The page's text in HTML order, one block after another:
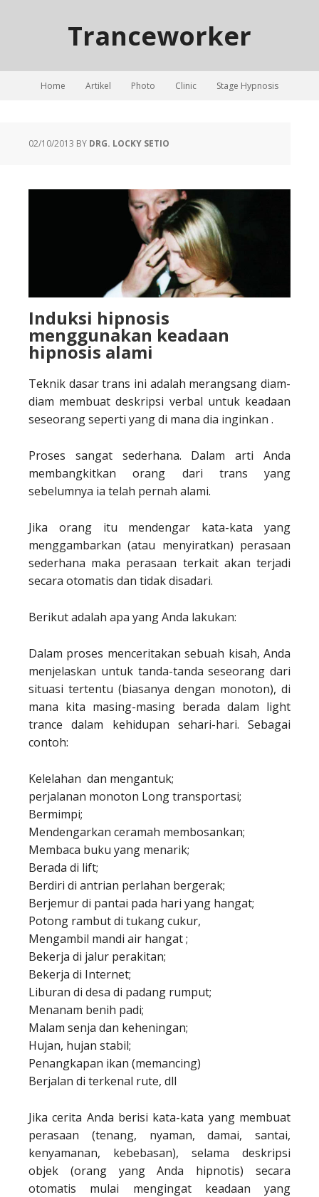
Tranceworker
Home Artikel Photo Clinic Stage Hypnosis
02/10/2013 BY DRG. LOCKY SETIO
Induksi hipnosis
menggunakan keadaan
hipnosis alami
Teknik dasar trans ini adalah merangsang diam-
diam membuat deskripsi verbal untuk keadaan
seseorang seperti yang di mana dia inginkan .
Proses sangat sederhana. Dalam arti Anda
membangkitkan orang dari trans yang
sebelumnya ia telah pernah alami.
Jika orang itu mendengar kata-kata yang
menggambarkan (atau menyiratkan) perasaan
sederhana maka perasaan terkait akan terjadi
secara otomatis dan tidak disadari.
Berikut adalah apa yang Anda lakukan:
Dalam proses menceritakan sebuah kisah, Anda
menjelaskan untuk tanda-tanda seseorang dari
situasi tertentu (biasanya dengan monoton), di
mana kita masing-masing berada dalam light
trance dalam kehidupan sehari-hari. Sebagai
contoh:
Kelelahan dan mengantuk;
perjalanan monoton Long transportasi;
Bermimpi;
Mendengarkan ceramah membosankan;
Membaca buku yang menarik;
Berada di lift;
Berdiri di antrian perlahan bergerak;
Berjemur di pantai pada hari yang hangat;
Potong rambut di tukang cukur,
Mengambil mandi air hangat ;
Bekerja di jalur perakitan;
Bekerja di Internet;
Liburan di desa di padang rumput;
Menanam benih padi;
Malam senja dan keheningan;
Hujan, hujan stabil;
Penangkapan ikan (memancing)
Berjalan di terkenal rute, dll
Jika cerita Anda berisi kata-kata yang membuat
perasaan (tenang, nyaman, damai, santai,
kenyamanan, kebebasan), selama deskripsi
objek (orang yang Anda hipnotis) secara
otomatis mulai mengingat keadaan yang